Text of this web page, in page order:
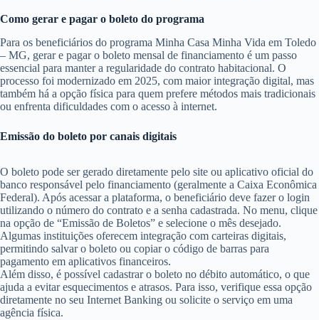
Como gerar e pagar o boleto do programa
Para os beneficiários do programa Minha Casa Minha Vida em Toledo
– MG, gerar e pagar o boleto mensal de financiamento é um passo
essencial para manter a regularidade do contrato habitacional. O
processo foi modernizado em 2025, com maior integração digital, mas
também há a opção física para quem prefere métodos mais tradicionais
ou enfrenta dificuldades com o acesso à internet.
Emissão do boleto por canais digitais
O boleto pode ser gerado diretamente pelo site ou aplicativo oficial do
banco responsável pelo financiamento (geralmente a Caixa Econômica
Federal). Após acessar a plataforma, o beneficiário deve fazer o login
utilizando o número do contrato e a senha cadastrada. No menu, clique
na opção de “Emissão de Boletos” e selecione o mês desejado.
Algumas instituições oferecem integração com carteiras digitais,
permitindo salvar o boleto ou copiar o código de barras para
pagamento em aplicativos financeiros.
Além disso, é possível cadastrar o boleto no débito automático, o que
ajuda a evitar esquecimentos e atrasos. Para isso, verifique essa opção
diretamente no seu Internet Banking ou solicite o serviço em uma
agência física.